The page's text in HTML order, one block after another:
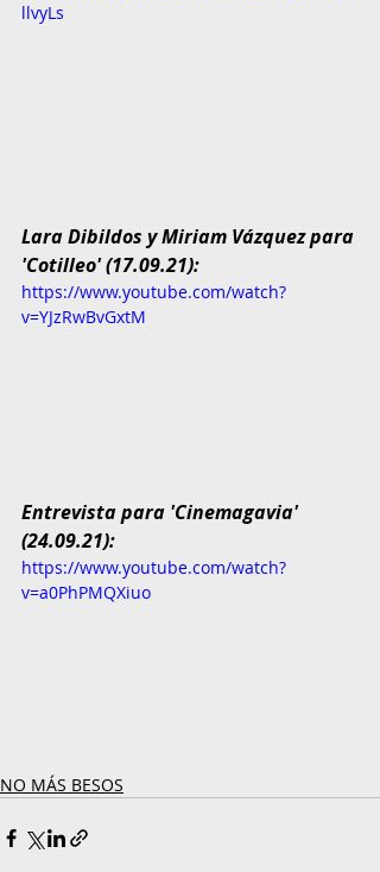
llvyLs
Lara Dibildos y Miriam Vázquez para
'Cotilleo' (17.09.21):
https://www.youtube.com/watch?
v=YJzRwBvGxtM
Entrevista para 'Cinemagavia'
(24.09.21):
https://www.youtube.com/watch?
v=a0PhPMQXiuo
NO MÁS BESOS